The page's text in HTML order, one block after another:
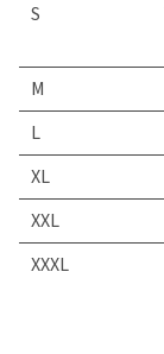
S
M
L
XL
XXL
XXXL